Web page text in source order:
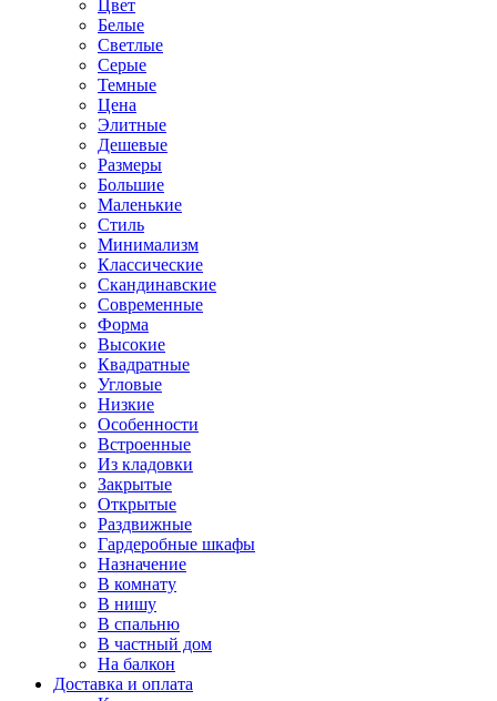
Цвет
Белые
Светлые
Серые
Темные
Цена
Элитные
Дешевые
Размеры
Большие
Маленькие
Стиль
Минимализм
Классические
Скандинавские
Современные
Форма
Высокие
Квадратные
Угловые
Низкие
Особенности
Встроенные
Из кладовки
Закрытые
Открытые
Раздвижные
Гардеробные шкафы
Назначение
В комнату
В нишу
В спальню
В частный дом
На балкон
Доставка и оплата